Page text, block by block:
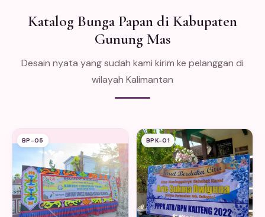
Katalog Bunga Papan di Kabupaten
Gunung Mas
Desain nyata yang sudah kami kirim ke pelanggan di
wilayah Kalimantan
BP-05 BPK-01